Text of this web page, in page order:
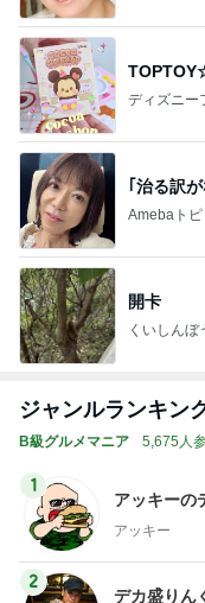
ディズニ
｢治る訳
Amebaトピ
開卡
くいしん
ジャンルランキン
B級グルメマニア 5,675人
1
アッキーの
アッキー
2
デカ盛りん